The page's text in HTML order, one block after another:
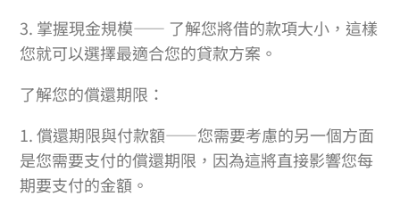
3. 掌握現金規模—— 了解您將借的款項大小，這樣
您就可以選擇最適合您的貸款方案。
了解您的償還期限：
1. 償還期限與付款額——您需要考慮的另一個方面
是您需要支付的償還期限，因為這將直接影響您每
期要支付的金額。